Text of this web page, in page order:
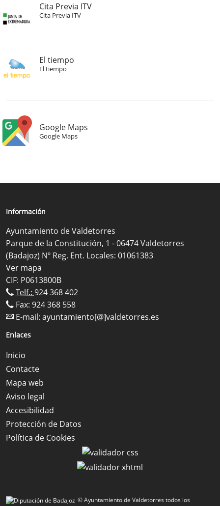
Cita Previa ITV
Cita Previa ITV
El tiempo
El tiempo
Google Maps
Google Maps
Información
Ayuntamiento de Valdetorres
Parque de la Constitución, 1 - 06474 Valdetorres
(Badajoz) Nº Reg. Ent. Locales: 01061383
Ver mapa
CIF: P0613800B
Telf.: 924 368 402
Fax: 924 368 558
E-mail: ayuntamiento[@]valdetorres.es
Enlaces
Inicio
Contacte
Mapa web
Aviso legal
Accesibilidad
Protección de Datos
Política de Cookies
© Ayuntamiento de Valdetorres todos los